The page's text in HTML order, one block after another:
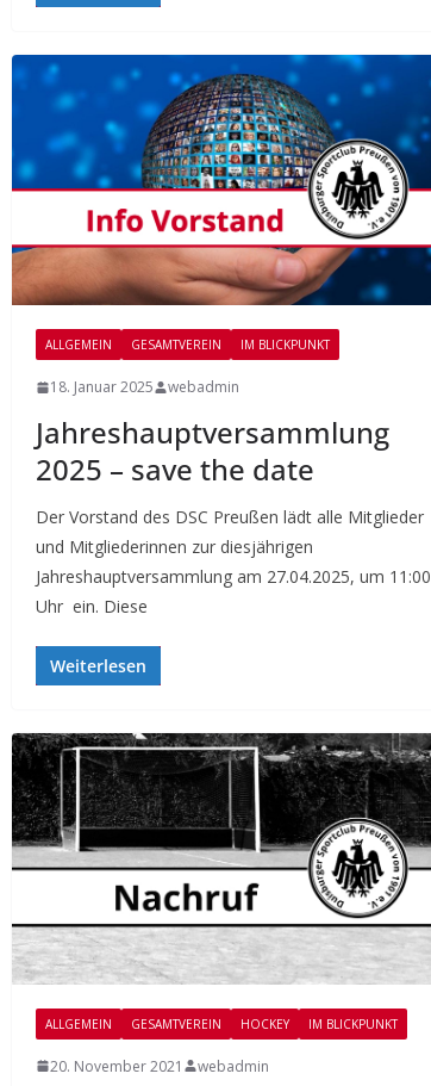
ALLGEMEIN GESAMTVEREIN IM BLICKPUNKT
18. Januar 2025 webadmin
Jahreshauptversammlung
2025 – save the date
Der Vorstand des DSC Preußen lädt alle Mitglieder
und Mitgliederinnen zur diesjährigen
Jahreshauptversammlung am 27.04.2025, um 11:00
Uhr ein. Diese
Weiterlesen
ALLGEMEIN GESAMTVEREIN HOCKEY IM BLICKPUNKT
20. November 2021 webadmin